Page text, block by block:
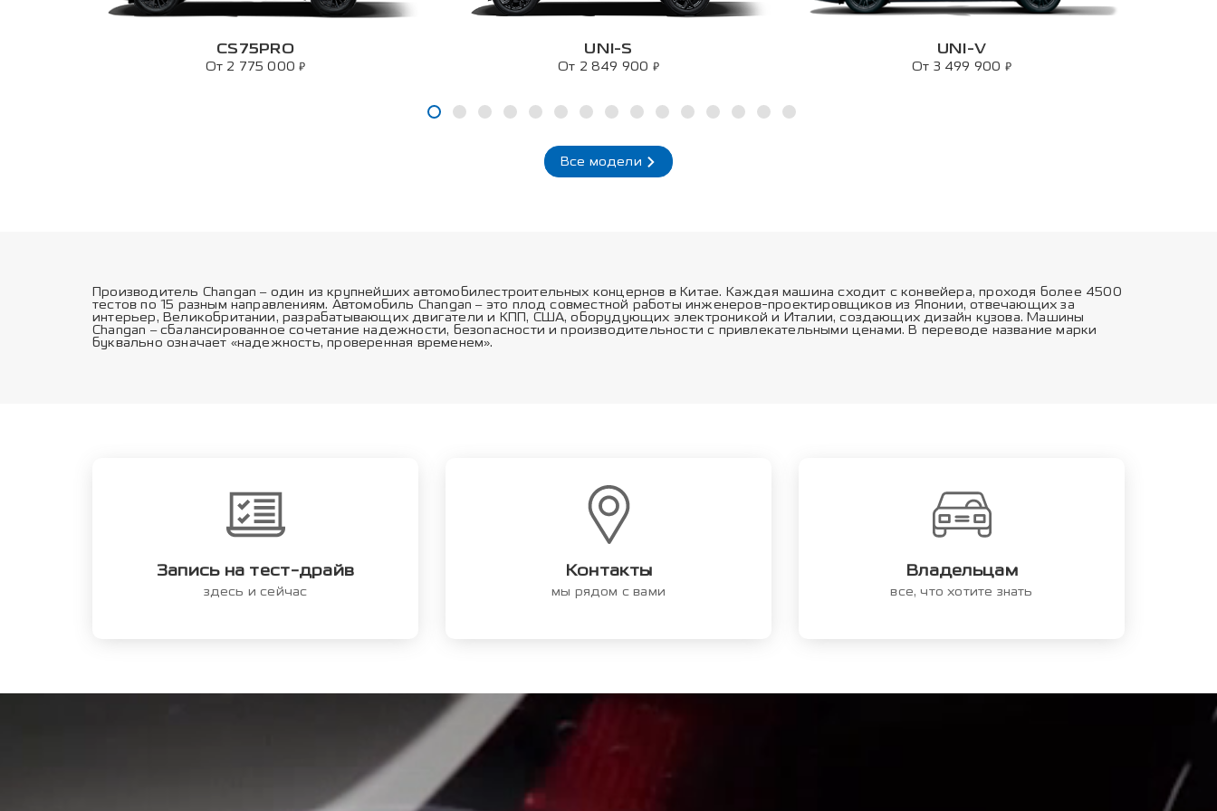
CS75PRO
От 2 775 000₽
UNI-S
От 2 849 900 ₽
UNI-V
От 3 499 900 ₽
Все модели
Производитель Changan – один из крупнейших автомобилестроительных концернов в Китае. Каждая машина сходит с конвейера, проходя более 4500
тестов по 15 разным направлениям. Автомобиль Changan – это плод совместной работы инженеров-проектировщиков из Японии, отвечающих за
интерьер, Великобритании, разрабатывающих двигатели и КПП, США, оборудующих электроникой и Италии, создающих дизайн кузова. Машины
Changan – сбалансированное сочетание надежности, безопасности и производительности с привлекательными ценами. В переводе название марки
буквально означает «надежность, проверенная временем».
Запись на тест-драйв
здесь и сейчас
Контакты
мы рядом с вами
Владельцам
все, что хотите знать